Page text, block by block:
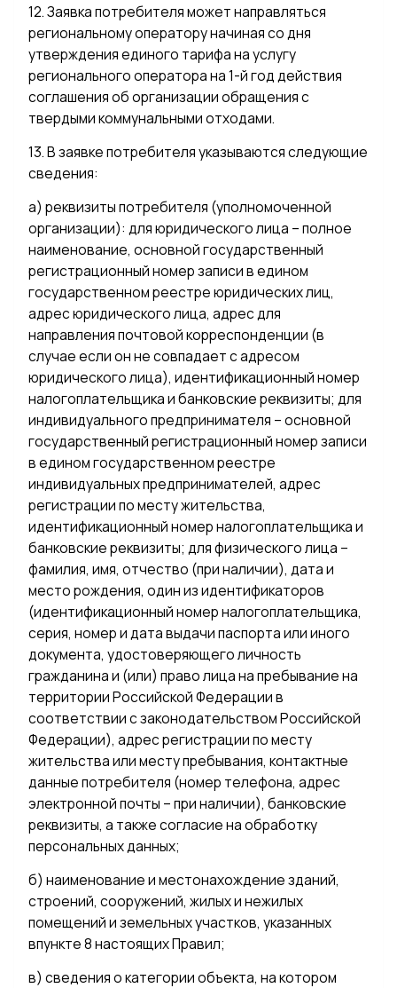
12. Заявка потребителя может направляться
региональному оператору начиная со дня
утверждения единого тарифа на услугу
регионального оператора на 1-й год действия
соглашения об организации обращения с
твердыми коммунальными отходами.
13. В заявке потребителя указываются следующие
сведения:
а) реквизиты потребителя (уполномоченной
организации): для юридического лица – полное
наименование, основной государственный
регистрационный номер записи в едином
государственном реестре юридических лиц,
адрес юридического лица, адрес для
направления почтовой корреспонденции (в
случае если он не совпадает с адресом
юридического лица), идентификационный номер
налогоплательщика и банковские реквизиты; для
индивидуального предпринимателя – основной
государственный регистрационный номер записи
в едином государственном реестре
индивидуальных предпринимателей, адрес
регистрации по месту жительства,
идентификационный номер налогоплательщика и
банковские реквизиты; для физического лица –
фамилия, имя, отчество (при наличии), дата и
место рождения, один из идентификаторов
(идентификационный номер налогоплательщика,
серия, номер и дата выдачи паспорта или иного
документа, удостоверяющего личность
гражданина и (или) право лица на пребывание на
территории Российской Федерации в
соответствии с законодательством Российской
Федерации), адрес регистрации по месту
жительства или месту пребывания, контактные
данные потребителя (номер телефона, адрес
электронной почты – при наличии), банковские
реквизиты, а также согласие на обработку
персональных данных;
б) наименование и местонахождение зданий,
строений, сооружений, жилых и нежилых
помещений и земельных участков, указанных
впункте 8 настоящих Правил;
в) сведения о категории объекта, на котором